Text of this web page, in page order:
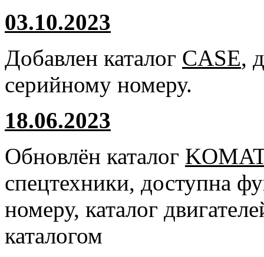
03.10.2023
Добавлен каталог CASE,
серийному номеру.
18.06.2023
Обновлён каталог
спецтехники, доступна
номеру, каталог
каталогом